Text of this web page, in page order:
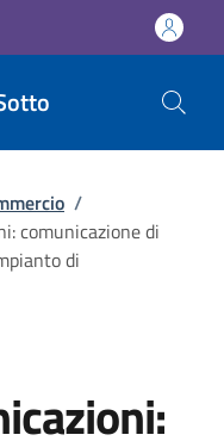
/
comunicazione di
di